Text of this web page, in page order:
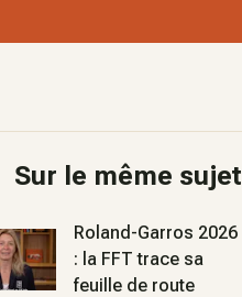
Sur le même sujet
Roland-Garros 2026
: la FFT trace sa
feuille de route